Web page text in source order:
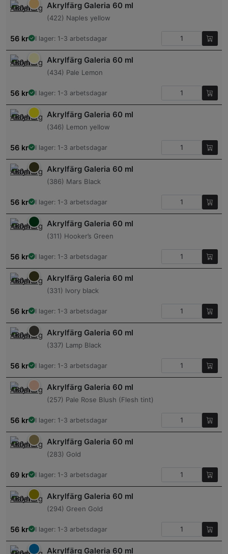
Akrylfärg Galeria 60 ml
(422) Naples yellow
56 kr I lager: 1-3 arbetsdagar
Akrylfärg Galeria 60 ml
(434) Pale Lemon
56 kr I lager: 1-3 arbetsdagar
Akrylfärg Galeria 60 ml
(346) Lemon yellow
56 kr I lager: 1-3 arbetsdagar
Akrylfärg Galeria 60 ml
(386) Mars Black
56 kr I lager: 1-3 arbetsdagar
Akrylfärg Galeria 60 ml
(311) Hooker’s Green
56 kr I lager: 1-3 arbetsdagar
Akrylfärg Galeria 60 ml
(331) Ivory black
56 kr I lager: 1-3 arbetsdagar
Akrylfärg Galeria 60 ml
(337) Lamp Black
56 kr I lager: 1-3 arbetsdagar
Akrylfärg Galeria 60 ml
(257) Pale Rose Blush (Flesh tint)
56 kr I lager: 1-3 arbetsdagar
Akrylfärg Galeria 60 ml
(283) Gold
69 kr I lager: 1-3 arbetsdagar
Akrylfärg Galeria 60 ml
(294) Green Gold
56 kr I lager: 1-3 arbetsdagar
Akrylfärg Galeria 60 ml